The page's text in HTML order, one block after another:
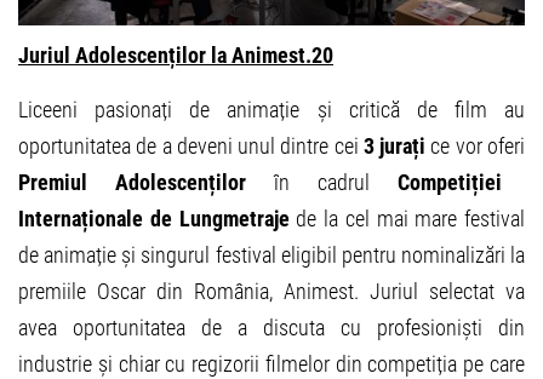
Juriul Adolescenților la Animest.20
Liceeni pasionați de animație și critică de film au
oportunitatea de a deveni unul dintre cei 3 jurați ce vor oferi
Premiul Adolescenților în cadrul Competiției
Internaționale de Lungmetraje de la cel mai mare festival
de animație și singurul festival eligibil pentru nominalizări la
premiile Oscar din România, Animest. Juriul selectat va
avea oportunitatea de a discuta cu profesioniști din
industrie și chiar cu regizorii filmelor din competiția pe care